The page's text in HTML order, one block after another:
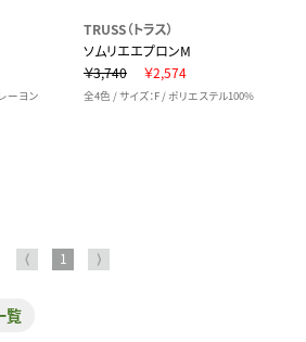
ーヨン
TRUSS（トラス）
ソムリエエプロンM
￥3,740
￥2,574
全4色 / サイズ：F / ポリエステル100%
⟨ 1 ⟩
覧